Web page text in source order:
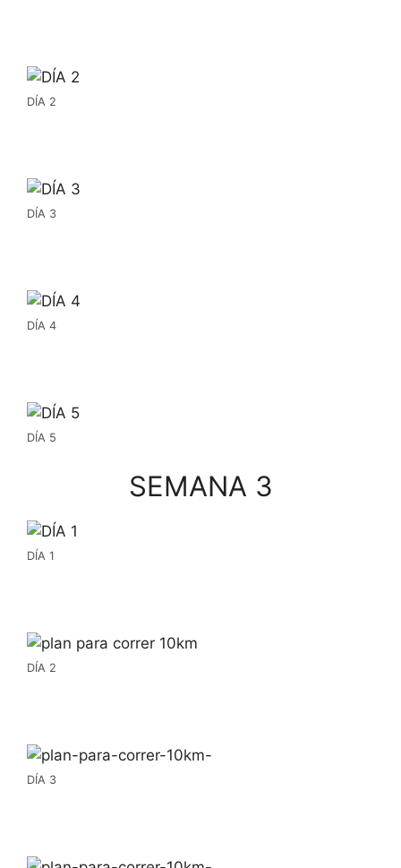
DÍA 2
DÍA 3
DÍA 4
DÍA 5
SEMANA 3
DÍA 1
DÍA 2
DÍA 3